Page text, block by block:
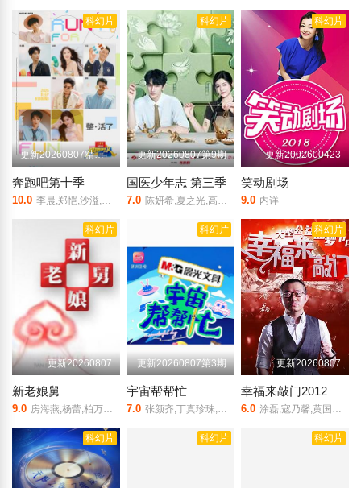
科幻片
更新20260807精华版
奔跑吧第十季
10.0 李晨,郑恺,沙溢,白鹿,范丞丞,张真源,孟子义,李昀锐
科幻片
更新20260807第9期
国医少年志 第三季
7.0 陈妍希,夏之光,高卿尘,李雅娟
科幻片
更新2002600423
笑动剧场
9.0 内详
科幻片
更新20260807
新老娘舅
9.0 房海燕,杨蕾,柏万青,万峰,黄飞珏,裴蓁,冯红梅,张兆国,黄红梅,蔚兰
科幻片
更新20260807第3期
宇宙帮帮忙
7.0 张颜齐,丁真珍珠,井胧,余宇涵
科幻片
更新20260807
幸福来敲门2012
6.0 涂磊,寇乃馨,黄国伦,赵小叶,大兵
科幻片 科幻片 科幻片